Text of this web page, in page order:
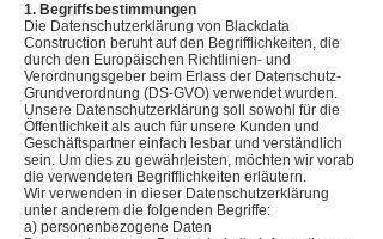
1. Begriffsbestimmungen
Die Datenschutzerklärung von Blackdata
Construction beruht auf den Begrifflichkeiten, die
durch den Europäischen Richtlinien- und
Verordnungsgeber beim Erlass der Datenschutz-
Grundverordnung (DS-GVO) verwendet wurden.
Unsere Datenschutzerklärung soll sowohl für die
Öffentlichkeit als auch für unsere Kunden und
Geschäftspartner einfach lesbar und verständlich
sein. Um dies zu gewährleisten, möchten wir vorab
die verwendeten Begrifflichkeiten erläutern.
Wir verwenden in dieser Datenschutzerklärung
unter anderem die folgenden Begriffe:
a) personenbezogene Daten